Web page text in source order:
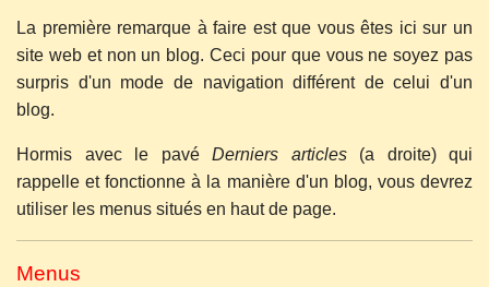
La première remarque à faire est que vous êtes ici sur un
site web et non un blog. Ceci pour que vous ne soyez pas
surpris d'un mode de navigation différent de celui d'un
blog.
Hormis avec le pavé Derniers articles(a droite) qui
rappelle et fonctionne à la manière d'un blog, vous devrez
utiliser les menus situés en haut de page.
Menus